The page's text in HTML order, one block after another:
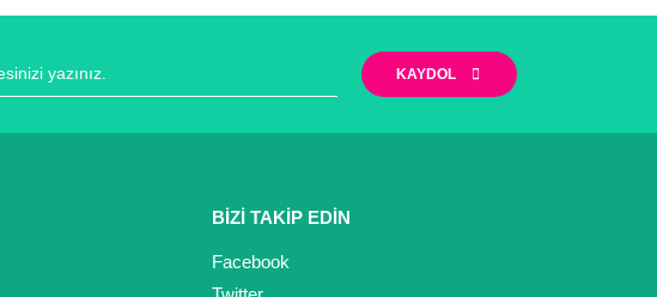
KAYDOL
BİZİ TAKİP EDİN
Facebook